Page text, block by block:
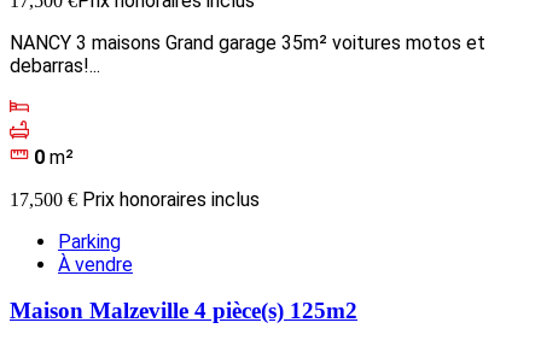
NANCY 3 maisons Grand garage 35m² voitures motos et
debarras!...
0 m²
17,500 € Prix honoraires inclus
Parking
À vendre
Maison Malzeville 4 pièce(s) 125m2